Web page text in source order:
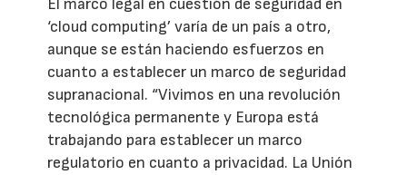
El marco legal en cuestión de seguridad en
‘cloud computing’ varía de un país a otro,
aunque se están haciendo esfuerzos en
cuanto a establecer un marco de seguridad
supranacional. “Vivimos en una revolución
tecnológica permanente y Europa está
trabajando para establecer un marco
regulatorio en cuanto a privacidad. La Unión